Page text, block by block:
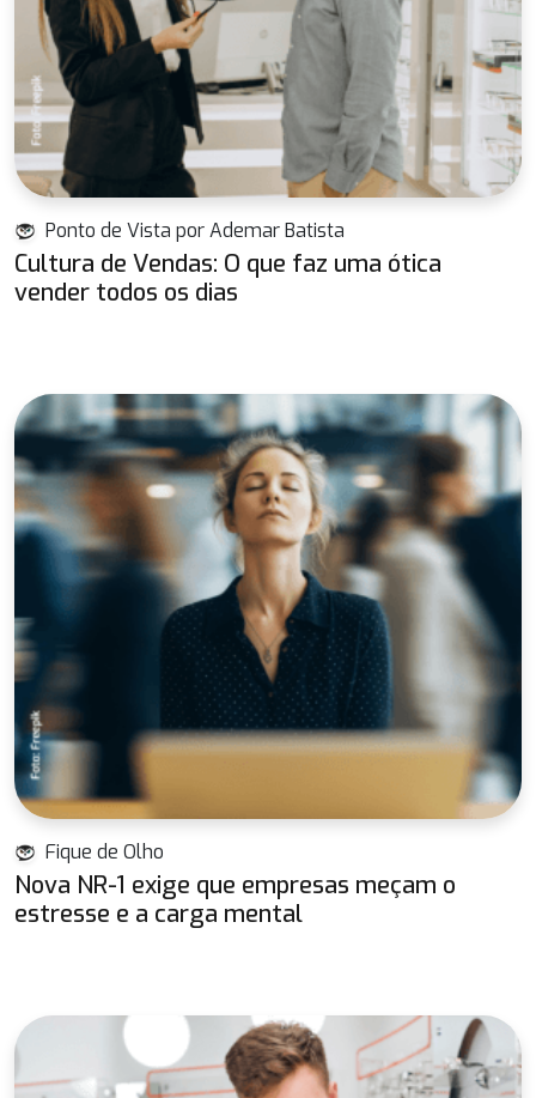
Ponto de Vista por Ademar Batista
Cultura de Vendas: O que faz uma ótica
vender todos os dias
Fique de Olho
Nova NR-1 exige que empresas meçam o
estresse e a carga mental